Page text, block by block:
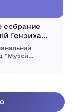
собрание
Генриха
въ 6 томахъ"
"Музей
міста